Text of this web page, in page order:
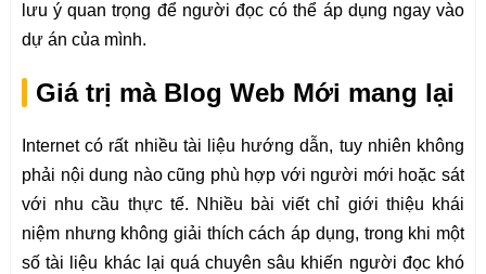
lưu ý quan trọng để người đọc có thể áp dụng ngay vào
dự án của mình.
Giá trị mà Blog Web Mới mang lại
Internet có rất nhiều tài liệu hướng dẫn, tuy nhiên không
phải nội dung nào cũng phù hợp với người mới hoặc sát
với nhu cầu thực tế. Nhiều bài viết chỉ giới thiệu khái
niệm nhưng không giải thích cách áp dụng, trong khi một
số tài liệu khác lại quá chuyên sâu khiến người đọc khó